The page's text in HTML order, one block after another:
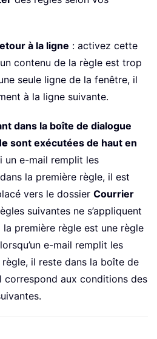
à la ligne : activez cette
contenu de la règle est trop
seule ligne de la fenêtre, il
à la ligne suivante.
dans la boîte de dialogue
sont exécutées de haut en
un e-mail remplit les
la première règle, il est
vers le dossier Courrier
suivantes ne s’appliquent
première règle est une règle
e-mail remplit les
il reste dans la boîte de
correspond aux conditions des